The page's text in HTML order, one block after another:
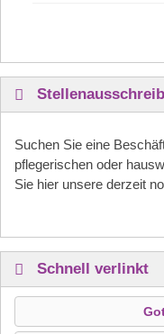
Suchen Sie eine
pflegerischen oder
Sie hier unsere derzeit
Schnell verlinkt